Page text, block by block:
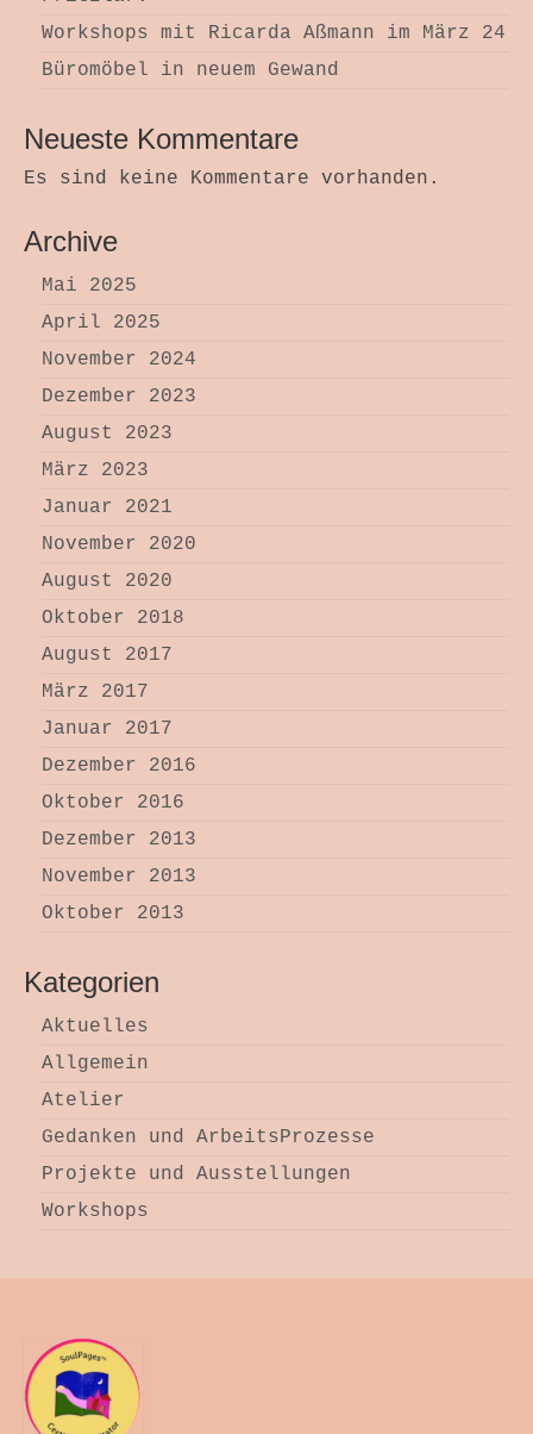
Workshops mit Ricarda Aßmann im März 24
Büromöbel in neuem Gewand
Neueste Kommentare
Es sind keine Kommentare vorhanden.
Archive
Mai 2025
April 2025
November 2024
Dezember 2023
August 2023
März 2023
Januar 2021
November 2020
August 2020
Oktober 2018
August 2017
März 2017
Januar 2017
Dezember 2016
Oktober 2016
Dezember 2013
November 2013
Oktober 2013
Kategorien
Aktuelles
Allgemein
Atelier
Gedanken und ArbeitsProzesse
Projekte und Ausstellungen
Workshops